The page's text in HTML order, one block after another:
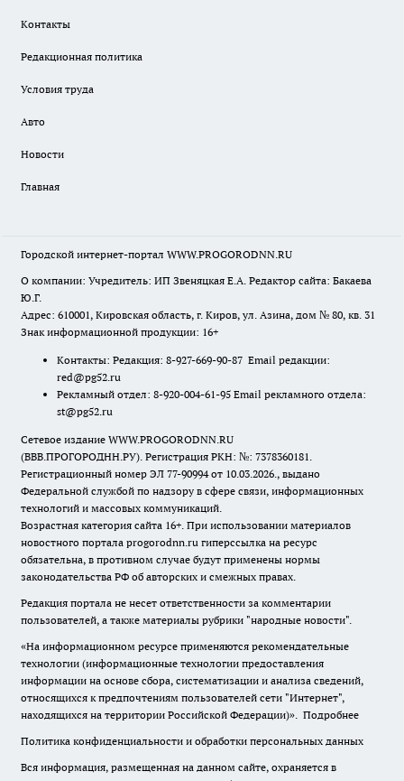
Контакты
Редакционная политика
Условия труда
Авто
Новости
Главная
Городской интернет-портал WWW.PROGORODNN.RU
О компании: Учредитель: ИП Звеняцкая Е.А. Редактор сайта: Бакаева
Ю.Г.
Адрес: 610001, Кировская область, г. Киров, ул. Азина, дом № 80, кв. 31
Знак информационной продукции: 16+
Контакты: Редакция: 8-927-669-90-87 Email редакции:
red@pg52.ru
Рекламный отдел: 8-920-004-61-95 Email рекламного отдела:
st@pg52.ru
Сетевое издание WWW.PROGORODNN.RU
(ВВВ.ПРОГОРОДНН.РУ). Регистрация РКН: №: 7378360181.
Регистрационный номер ЭЛ 77-90994 от 10.03.2026., выдано
Федеральной службой по надзору в сфере связи, информационных
технологий и массовых коммуникаций.
Возрастная категория сайта 16+. При использовании материалов
новостного портала progorodnn.ru гиперссылка на ресурс
обязательна, в противном случае будут применены нормы
законодательства РФ об авторских и смежных правах.
Редакция портала не несет ответственности за комментарии
пользователей, а также материалы рубрики "народные новости".
«На информационном ресурсе применяются рекомендательные
технологии (информационные технологии предоставления
информации на основе сбора, систематизации и анализа сведений,
относящихся к предпочтениям пользователей сети "Интернет",
находящихся на территории Российской Федерации)». Подробнее
Политика конфиденциальности и обработки персональных данных
Вся информация, размещенная на данном сайте, охраняется в